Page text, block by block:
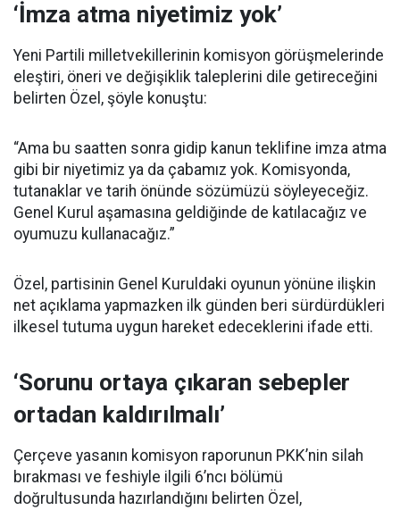
‘İmza atma niyetimiz yok’
Yeni Partili milletvekillerinin komisyon görüşmelerinde
eleştiri, öneri ve değişiklik taleplerini dile getireceğini
belirten Özel, şöyle konuştu:
“Ama bu saatten sonra gidip kanun teklifine imza atma
gibi bir niyetimiz ya da çabamız yok. Komisyonda,
tutanaklar ve tarih önünde sözümüzü söyleyeceğiz.
Genel Kurul aşamasına geldiğinde de katılacağız ve
oyumuzu kullanacağız.”
Özel, partisinin Genel Kuruldaki oyunun yönüne ilişkin
net açıklama yapmazken ilk günden beri sürdürdükleri
ilkesel tutuma uygun hareket edeceklerini ifade etti.
‘Sorunu ortaya çıkaran sebepler
ortadan kaldırılmalı’
Çerçeve yasanın komisyon raporunun PKK’nin silah
bırakması ve feshiyle ilgili 6’ncı bölümü
doğrultusunda hazırlandığını belirten Özel,